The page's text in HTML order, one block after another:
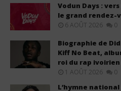
Vodun Days :
le grand rendez-
6 AOÛT 2026 0
Biographie de
Kiff No Beat,
roi du rap ivoirien
1 AOÛT 2026 0
L’hymne